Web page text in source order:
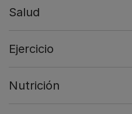
Salud
Ejercicio
Nutrición